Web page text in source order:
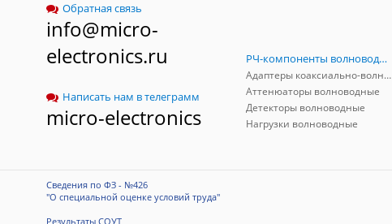
Обратная связь
info@micro-
electronics.ru
Написать нам в телеграмм
micro-electronics
РЧ-компоненты волноводные
Адаптеры коаксиально-волноводные
Аттенюаторы волноводные
Детекторы волноводные
Нагрузки волноводные
Сведения по ФЗ - №426
"О специальной оценке условий труда"
Результаты СОУТ